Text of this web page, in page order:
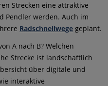
Strecken eine attraktive
Pendler werden. Auch im
Radschnellwege geplant.
A nach B? Welchen
Strecke ist landschaftlich
über digitale und
interaktive